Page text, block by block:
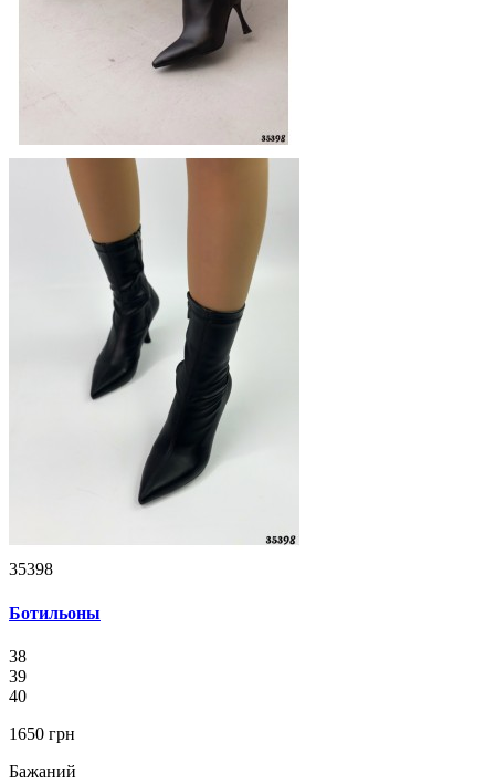
35398
Ботильоны
38
39
40
1650 грн
Бажаний